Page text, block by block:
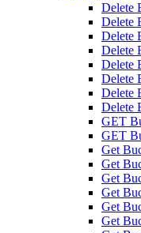
Delete
Delete
Delete
Delete
Delete
Delete
Delete
Delete
GET
GET
Get
Get
Get
Get
Get
Get